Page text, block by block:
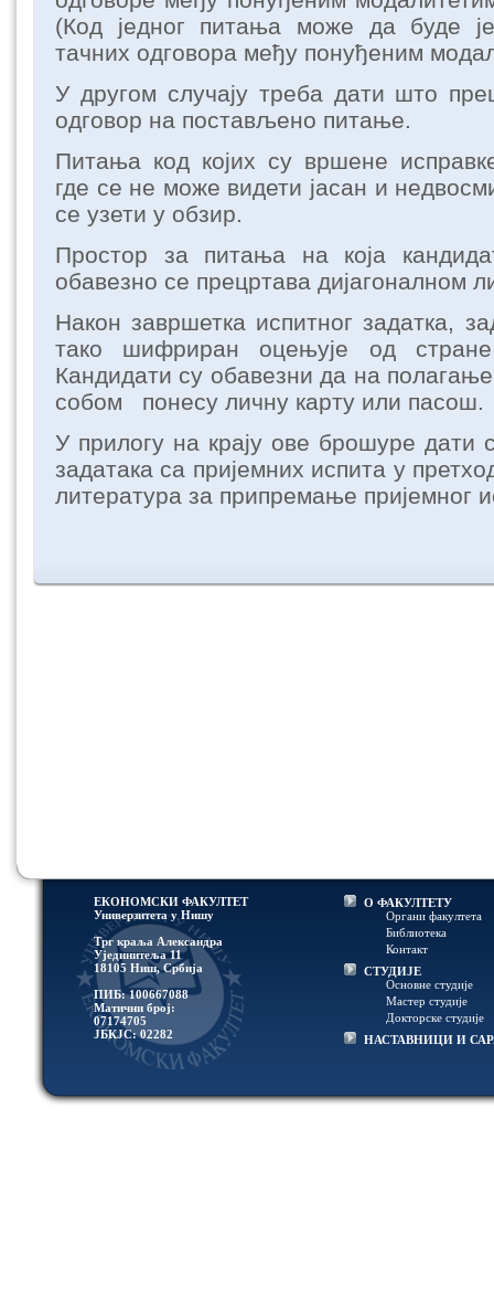
(Код једног питања може да буде
тачних одговора међу понуђеним
У другом случају треба дати што
одговор на постављено питање.
Питања код којих су вршене
где се не може видети јасан и
се узети у обзир.
Простор за питања на која
обавезно се прецртава дијагоналном
Након завршетка испитног задатка,
тако шифриран оцењује од стране
Кандидати су обавезни да на
собом понесу личну карту или пасош.
У прилогу на крају ове брошуре дати
задатака са пријемних испита у
литература за припремање пријемног
ЕКОНОМСКИ ФАКУЛТЕТ
Универзитетa у Нишу
Трг краља Александра
Ујединитеља 11
18105 Ниш, Србија
ПИБ: 100667088
Матични број:
07174705
ЈБКЈС: 02282
О ФАКУЛТЕТУ
Органи факултета
Библиотека
Контакт
СТУДИЈЕ
Основне студије
Мастер студије
Докторске студије
НАСТАВНИЦИ И